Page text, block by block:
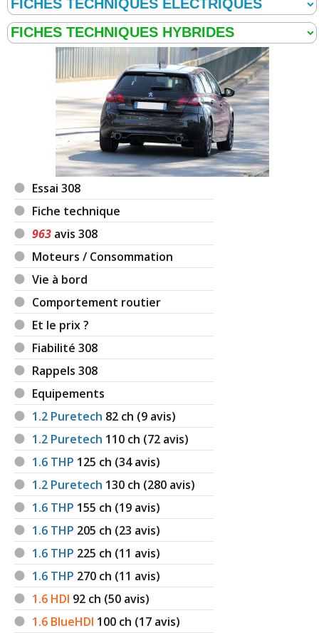
Essai 308
Fiche technique
963 avis 308
Moteurs / Consommation
Vie à bord
Comportement routier
Et le prix ?
Fiabilité 308
Rappels 308
Equipements
1.2 Puretech 82 ch (9 avis)
1.2 Puretech 110 ch (72 avis)
1.6 THP 125 ch (34 avis)
1.2 Puretech 130 ch (280 avis)
1.6 THP 155 ch (19 avis)
1.6 THP 205 ch (23 avis)
1.6 THP 225 ch (11 avis)
1.6 THP 270 ch (11 avis)
1.6 HDI 92 ch (50 avis)
1.6 BlueHDI 100 ch (17 avis)